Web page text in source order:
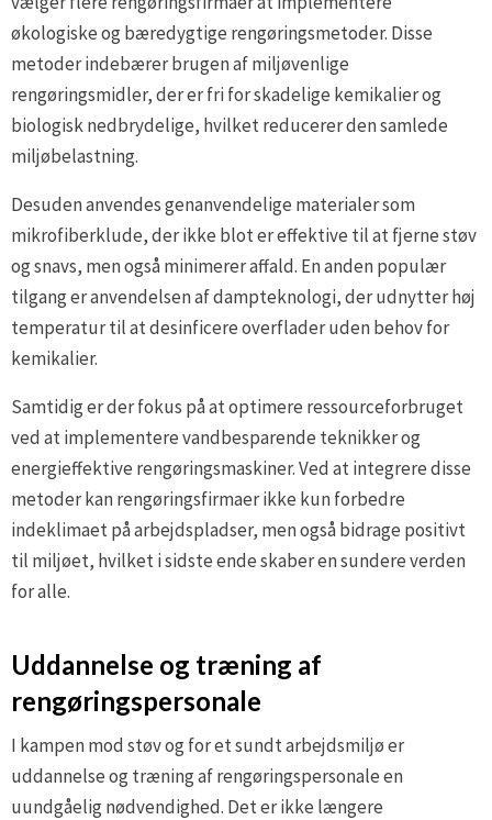
økologiske og bæredygtige rengøringsmetoder. Disse
metoder indebærer brugen af miljøvenlige
rengøringsmidler, der er fri for skadelige kemikalier og
biologisk nedbrydelige, hvilket reducerer den samlede
miljøbelastning.
Desuden anvendes genanvendelige materialer som
mikrofiberklude, der ikke blot er effektive til at fjerne støv
og snavs, men også minimerer affald. En anden populær
tilgang er anvendelsen af dampteknologi, der udnytter høj
temperatur til at desinficere overflader uden behov for
kemikalier.
Samtidig er der fokus på at optimere ressourceforbruget
ved at implementere vandbesparende teknikker og
energieffektive rengøringsmaskiner. Ved at integrere disse
metoder kan rengøringsfirmaer ikke kun forbedre
indeklimaet på arbejdspladser, men også bidrage positivt
til miljøet, hvilket i sidste ende skaber en sundere verden
for alle.
Uddannelse og træning af
rengøringspersonale
I kampen mod støv og for et sundt arbejdsmiljø er
uddannelse og træning af rengøringspersonale en
uundgåelig nødvendighed. Det er ikke længere